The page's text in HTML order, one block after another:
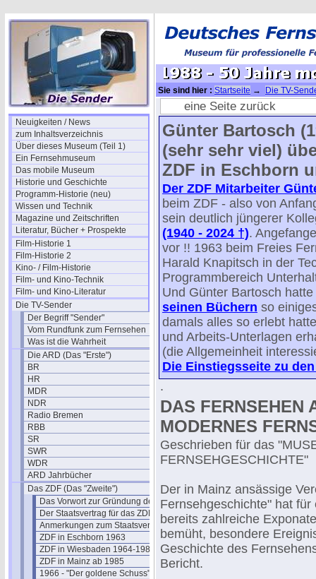
Neuigkeiten / News
zum Inhaltsverzeichnis
Über dieses Museum (Teil 1)
Ein Fernsehmuseum
Das mobile Museum
Historie und Geschichte
Programm-Historie (neu)
Wissen und Technik
Magazine und Zeitschriften
Literatur, Bücher + Prospekte
Film-Historie 1
Film-Historie 2
Kino- / Film-Historie
Film- und Kino-Technik
Film- und Kino-Literatur
Die TV-Sender
Der Begriff "Sender"
Vom Rundfunk zum Fernsehen
Was ist die Wahrheit
Die ARD (Das "Erste")
BR
HR
MDR
NDR
Radio Bremen
RBB
SR
SWR
WDR
ARD Jahrbücher
Das ZDF (Das "Zweite")
Das Vorwort zur Gründung des ZDF
Der Staatsvertrag für das ZDF
Anmerkungen zum Staatsvertrag
ZDF in Eschborn 1963
ZDF in Wiesbaden 1964-1984
ZDF in Mainz ab 1985
1966 - "Der goldene Schuss" Fotos
Sie sind hier : Startseite →
Die TV-
ZDF→ 1988 - 50 Jahre modernes
eine Seite zurück
Günter Bartosch
(sehr sehr viel)
ZDF in Eschborn
Der ZDF Mitarbeiter
beim ZDF - also von
sein deutlich jüngerer
(1940 - 2024 †).
vor !! 1963 beim Freies
Harald Knapitsch in der
Programmbereich
Und Günter Bartosch
seinen Büchern so
damals alles so erlebt
und Arbeits-Unterlagen
(die Allgemeinheit
Die Einstiegsseite zu
.
DAS FERNSEHEN
MODERNES
Geschrieben für das
FERNSEHGESCHICHTE"
Der in Mainz ansässige
Fernsehgeschichte" hat
bereits zahlreiche
bemüht, besondere
Geschichte des
Bericht.